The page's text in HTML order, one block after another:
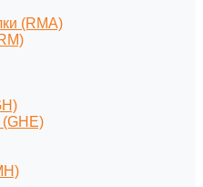
(RMA)
(GHE)